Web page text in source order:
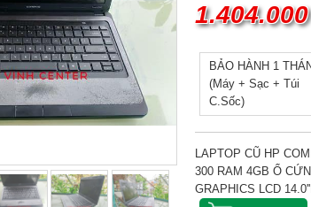
BẢO HÀNH 1
(Máy + Sạc + Túi
C.Sốc)
LAPTOP CŨ HP
300 RAM 4GB Ổ
GRAPHICS LCD